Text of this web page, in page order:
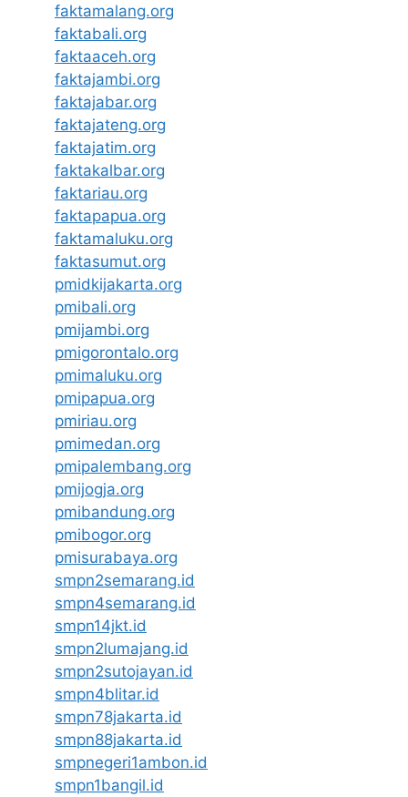
faktamalang.org
faktabali.org
faktaaceh.org
faktajambi.org
faktajabar.org
faktajateng.org
faktajatim.org
faktakalbar.org
faktariau.org
faktapapua.org
faktamaluku.org
faktasumut.org
pmidkijakarta.org
pmibali.org
pmijambi.org
pmigorontalo.org
pmimaluku.org
pmipapua.org
pmiriau.org
pmimedan.org
pmipalembang.org
pmijogja.org
pmibandung.org
pmibogor.org
pmisurabaya.org
smpn2semarang.id
smpn4semarang.id
smpn14jkt.id
smpn2lumajang.id
smpn2sutojayan.id
smpn4blitar.id
smpn78jakarta.id
smpn88jakarta.id
smpnegeri1ambon.id
smpn1bangil.id